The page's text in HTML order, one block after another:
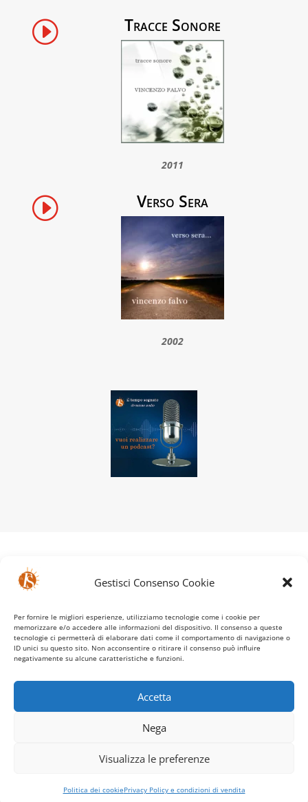
Gestisci Consenso Cookie
Per fornire le migliori esperienze, utilizziamo tecnologie come i cookie per
memorizzare e/o accedere alle informazioni del dispositivo. Il consenso a queste
tecnologie ci permetterà di elaborare dati come il comportamento di navigazione o
ID unici su questo sito. Non acconsentire o ritirare il consenso può influire
negativamente su alcune caratteristiche e funzioni.
Accetta
Nega
Visualizza le preferenze
Politica dei cookiePrivacy Policy e condizioni di vendita
I Tracce Sonore
2011
I Verso Sera
2002
Table of Contents
Secondary Noises
homepage
discography
video
La Furia di Orlando